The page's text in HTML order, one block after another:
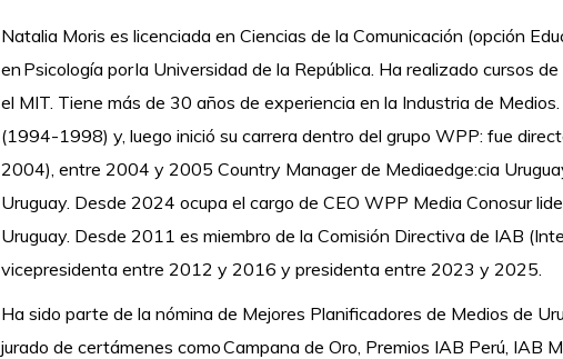
Natalia Moris es licenciada en Ciencias de la Comunicación (opción
en Psicología por la Universidad de la República. Ha realizado cursos
el MIT. Tiene más de 30 años de experiencia en la Industria de
(1994-1998) y, luego inició su carrera dentro del grupo WPP: fue
2004), entre 2004 y 2005 Country Manager de Mediaedge:cia
Uruguay. Desde 2024 ocupa el cargo de CEO WPP Media Conosur
Uruguay. Desde 2011 es miembro de la Comisión Directiva de IAB
vicepresidenta entre 2012 y 2016 y presidenta entre 2023 y 2025.
Ha sido parte de la nómina de Mejores Planificadores de Medios de
jurado de certámenes como Campana de Oro, Premios IAB Perú, IAB